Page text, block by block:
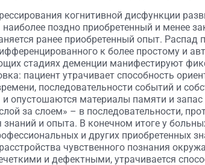
когнитивной дисфункции
наиболее поздно приобретенный и менее
ранее приобретенный опыт. Распад
к более простому и
стадиях деменции манифестируют
пациент утрачивает способность
последовательности событий и
опустошаются материалы памяти и запас
за слоем» – в последовательности,
знаний и опыта. В конечном итоге у
и других приобретенных
чувственного познания
и дефектными, утрачивается